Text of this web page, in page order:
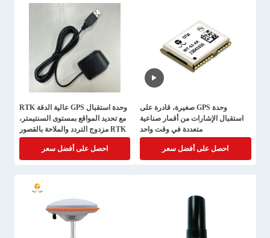
وحدة GPS صغيرة، قادرة على
استقبال الإشارات من أقمار صناعية
متعددة في وقت واحد
احصل على أفضل سعر
وحدة استقبال GPS عالية الدقة RTK
مع تحديد المواقع بمستوى السنتيمتر،
RTK مزدوج التردد والملاحة بالقصور
الذاتي
احصل على أفضل سعر